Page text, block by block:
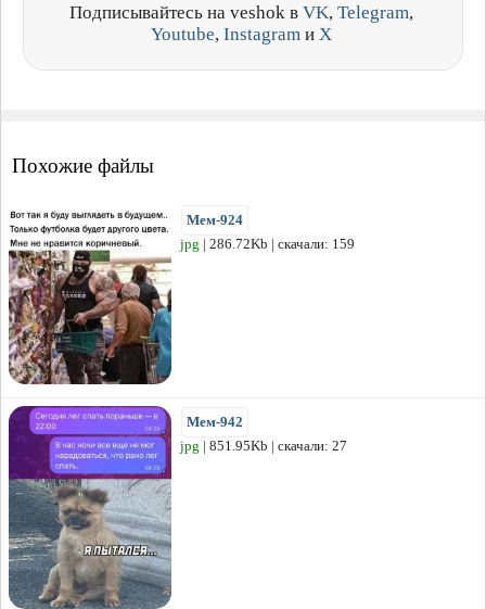
Подписывайтесь на veshok в VK, Telegram,
Youtube, Instagram и X
Похожие файлы
Мем-924
jpg | 286.72Kb | скачали: 159
Мем-942
jpg | 851.95Kb | скачали: 27